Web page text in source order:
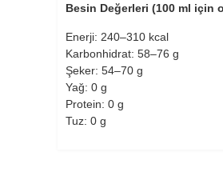
Besin Değerleri (100 ml için
Enerji: 240–310 kcal
Karbonhidrat: 58–76 g
Şeker: 54–70 g
Yağ: 0 g
Protein: 0 g
Tuz: 0 g